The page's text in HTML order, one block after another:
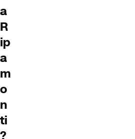
a
R
ip
a
m
o
n
ti